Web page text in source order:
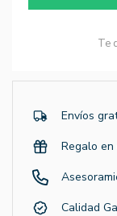
Te
Envíos
Regalo
Calidad